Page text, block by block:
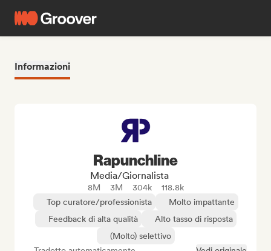
Informazioni
Rapunchline
Media/Giornalista
8M 3M 304k
118.8k
Top curatore/professionista
Molto impattante
Feedback di alta qualità
Alto tasso di risposta
(Molto) selettivo